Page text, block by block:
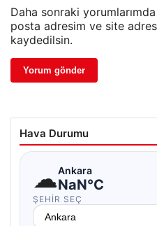
Daha sonraki
posta adresim ve site
kaydedilsin.
Hava Durumu
☁Ankara
NaN°C
ŞEHIR SEÇ